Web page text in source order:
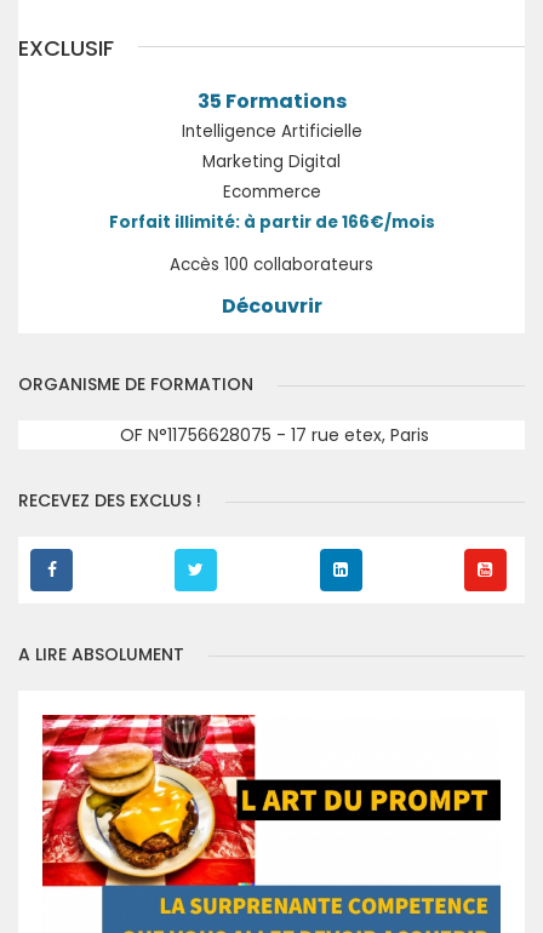
EXCLUSIF
35 Formations
Intelligence Artificielle
Marketing Digital
Ecommerce
Forfait illimité: à partir de 166€/mois
Accès 100 collaborateurs
Découvrir
ORGANISME DE FORMATION
OF N°11756628075 - 17 rue etex, Paris
RECEVEZ DES EXCLUS !
A LIRE ABSOLUMENT